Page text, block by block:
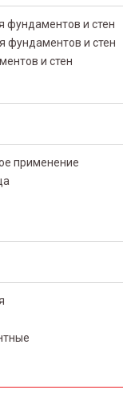
фундаментов и стен
фундаментов и стен
и стен
применение